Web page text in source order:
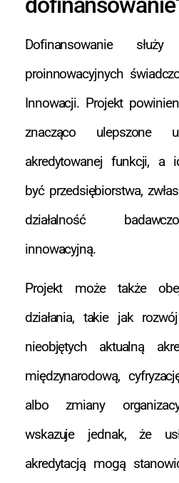
Dofinansowanie
proinnowacyjnych
Innowacji. Projekt
znacząco ulepszone
akredytowanej funkcji, a
być przedsiębiorstwa,
działalność
innowacyjną.
Projekt może także
działania, takie jak
nieobjętych aktualną
międzynarodową,
albo zmiany
wskazuje jednak, że
akredytacją mogą